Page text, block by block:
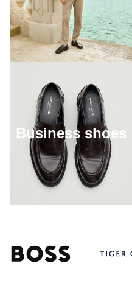
Business shoes